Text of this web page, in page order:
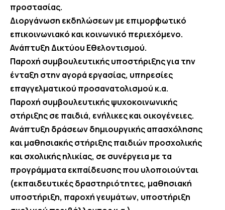
προστασίας.
Διοργάνωση εκδηλώσεων με επιμορφωτικό
επικοινωνιακό και κοινωνικό περιεχόμενο.
Ανάπτυξη Δικτύου Εθελοντισμού.
Παροχή συμβουλευτικής υποστήριξης για την
ένταξη στην αγορά εργασίας, υπηρεσίες
επαγγελματικού προσανατολισμού κ.α.
Παροχή συμβουλευτικής ψυχοκοινωνικής
στήριξης σε παιδιά, ενήλικες και οικογένειες.
Ανάπτυξη δράσεων δημιουργικής απασχόλησης
και μαθησιακής στήριξης παιδιών προσχολικής
και σχολικής ηλικίας, σε συνέργεια με τα
προγράμματα εκπαίδευσης που υλοποιούνται
(εκπαιδευτικές δραστηριότητες, μαθησιακή
υποστήριξη, παροχή γευμάτων, υποστήριξη